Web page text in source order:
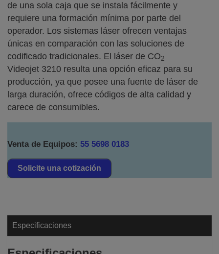
de una sola caja que se instala fácilmente y
requiere una formación mínima por parte del
operador. Los sistemas láser ofrecen ventajas
únicas en comparación con las soluciones de
codificado tradicionales. El láser de CO2
Videojet 3210 resulta una opción eficaz para su
producción, ya que posee una fuente de láser de
larga duración, ofrece códigos de alta calidad y
carece de consumibles.
Venta de Equipos: 55 5698 0183
Solicite una cotización
Especificaciones